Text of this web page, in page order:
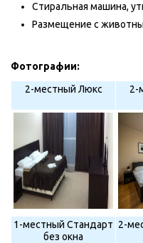
Стиральная машина,
Размещение с
Фотографии:
2-местный Люкс
2-
1-местный Стандарт
без окна
2-